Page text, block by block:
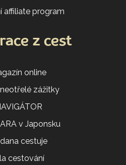
affiliate program
z cest
online
zážitky
v Japonsku
cestuje
cestování